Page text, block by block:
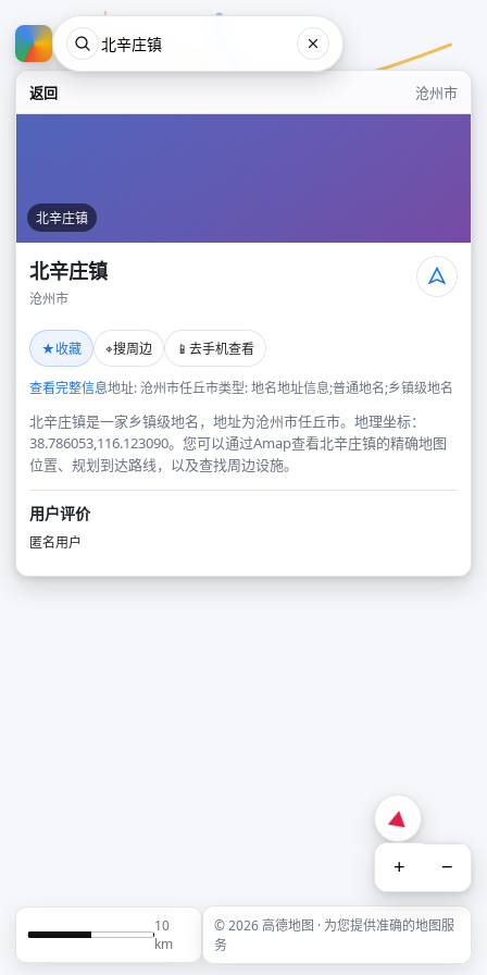
返回 沧州市
北辛庄镇
北辛庄镇
沧州市
★收藏 ⌖搜周边 📱 去手机查看
查看完整信息地址: 沧州市任丘市类型: 地名地址信息;普通地名;乡镇级地名
北辛庄镇是一家乡镇级地名，地址为沧州市任丘市。地理坐标：
38.786053,116.123090。您可以通过Amap查看北辛庄镇的精确地图
位置、规划到达路线，以及查找周边设施。
用户评价
匿名用户
+ −
10
km
© 2026 高德地图 · 为您提供准确的地图服
务